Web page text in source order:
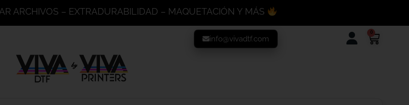
ARCHIVOS – EXTRADURABILIDAD – MAQUETACIÓN Y MÁS
0
info@vivadtf.com